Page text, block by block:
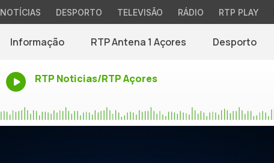
NOTÍCIAS DESPORTO TELEVISÃO RÁDIO RTP PLAY
Informação RTP Antena 1 Açores Desporto
RTP Noticias/RTP Açores